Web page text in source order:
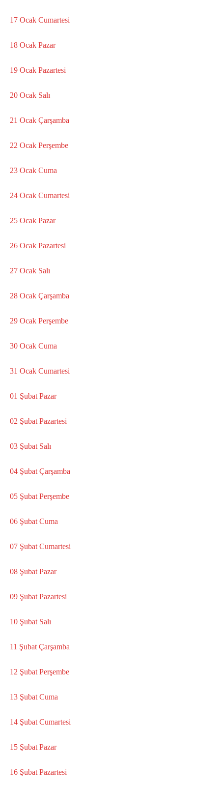
17 Ocak Cumartesi
18 Ocak Pazar
19 Ocak Pazartesi
20 Ocak Salı
21 Ocak Çarşamba
22 Ocak Perşembe
23 Ocak Cuma
24 Ocak Cumartesi
25 Ocak Pazar
26 Ocak Pazartesi
27 Ocak Salı
28 Ocak Çarşamba
29 Ocak Perşembe
30 Ocak Cuma
31 Ocak Cumartesi
01 Şubat Pazar
02 Şubat Pazartesi
03 Şubat Salı
04 Şubat Çarşamba
05 Şubat Perşembe
06 Şubat Cuma
07 Şubat Cumartesi
08 Şubat Pazar
09 Şubat Pazartesi
10 Şubat Salı
11 Şubat Çarşamba
12 Şubat Perşembe
13 Şubat Cuma
14 Şubat Cumartesi
15 Şubat Pazar
16 Şubat Pazartesi